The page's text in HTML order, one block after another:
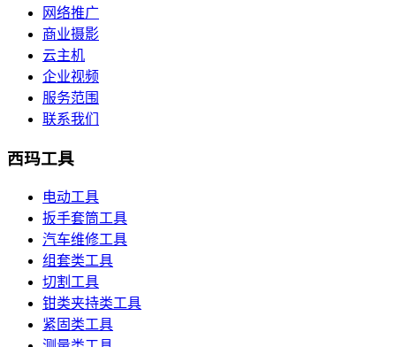
网络推广
商业摄影
云主机
企业视频
服务范围
联系我们
西玛工具
电动工具
扳手套筒工具
汽车维修工具
组套类工具
切割工具
钳类夹持类工具
紧固类工具